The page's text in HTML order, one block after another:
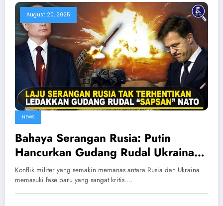
August 20, 2025
NEWS
Bahaya Serangan Rusia: Putin
Hancurkan Gudang Rudal Ukraina
yang Didanai NATO
Konflik militer yang semakin memanas antara Rusia dan Ukraina
memasuki fase baru yang sangat kritis.…